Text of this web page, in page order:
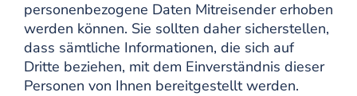
personenbezogene Daten Mitreisender erhoben
werden können. Sie sollten daher sicherstellen,
dass sämtliche Informationen, die sich auf
Dritte beziehen, mit dem Einverständnis dieser
Personen von Ihnen bereitgestellt werden.